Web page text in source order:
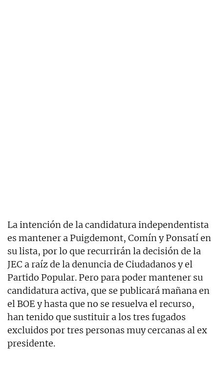
La intención de la candidatura independentista
es mantener a Puigdemont, Comín y Ponsatí en
su lista, por lo que recurrirán la decisión de la
JEC a raíz de la denuncia de Ciudadanos y el
Partido Popular. Pero para poder mantener su
candidatura activa, que se publicará mañana en
el BOE y hasta que no se resuelva el recurso,
han tenido que sustituir a los tres fugados
excluidos por tres personas muy cercanas al ex
presidente.